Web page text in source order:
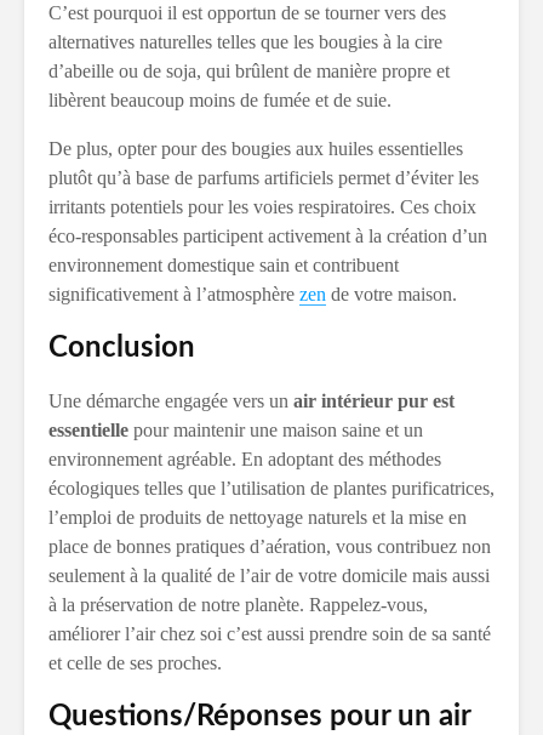
C’est pourquoi il est opportun de se tourner vers des
alternatives naturelles telles que les bougies à la cire
d’abeille ou de soja, qui brûlent de manière propre et
libèrent beaucoup moins de fumée et de suie.
De plus, opter pour des bougies aux huiles essentielles
plutôt qu’à base de parfums artificiels permet d’éviter les
irritants potentiels pour les voies respiratoires. Ces choix
éco-responsables participent activement à la création d’un
environnement domestique sain et contribuent
significativement à l’atmosphère zen de votre maison.
Conclusion
Une démarche engagée vers un air intérieur pur est
essentielle pour maintenir une maison saine et un
environnement agréable. En adoptant des méthodes
écologiques telles que l’utilisation de plantes purificatrices,
l’emploi de produits de nettoyage naturels et la mise en
place de bonnes pratiques d’aération, vous contribuez non
seulement à la qualité de l’air de votre domicile mais aussi
à la préservation de notre planète. Rappelez-vous,
améliorer l’air chez soi c’est aussi prendre soin de sa santé
et celle de ses proches.
Questions/Réponses pour un air